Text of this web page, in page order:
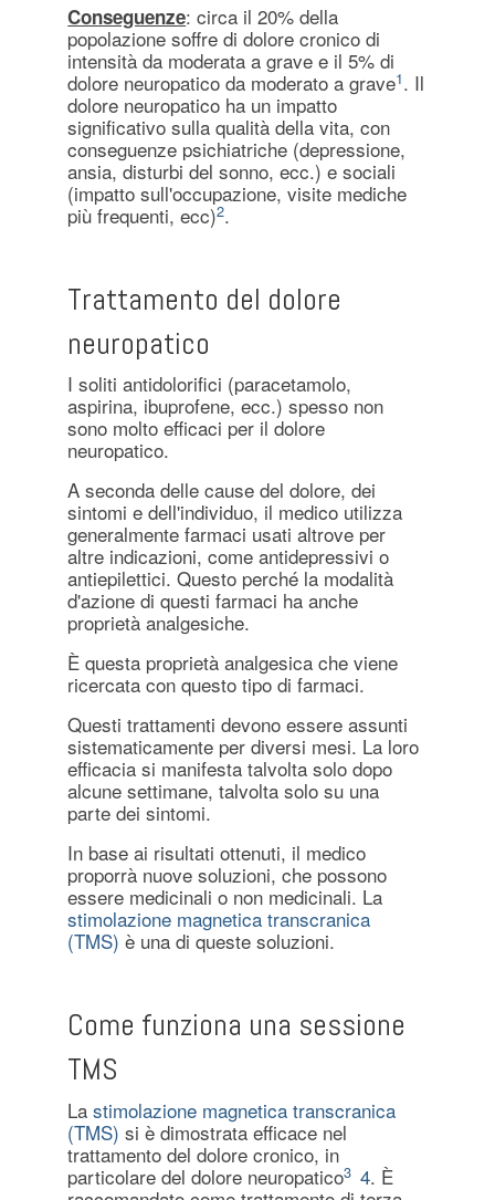
Conseguenze: circa il 20% della
popolazione soffre di dolore cronico di
intensità da moderata a grave e il 5% di
dolore neuropatico da moderato a grave1. Il
dolore neuropatico ha un impatto
significativo sulla qualità della vita, con
conseguenze psichiatriche (depressione,
ansia, disturbi del sonno, ecc.) e sociali
(impatto sull'occupazione, visite mediche
più frequenti, ecc)2.
Trattamento del dolore
neuropatico
I soliti antidolorifici (paracetamolo,
aspirina, ibuprofene, ecc.) spesso non
sono molto efficaci per il dolore
neuropatico.
A seconda delle cause del dolore, dei
sintomi e dell'individuo, il medico utilizza
generalmente farmaci usati altrove per
altre indicazioni, come antidepressivi o
antiepilettici. Questo perché la modalità
d'azione di questi farmaci ha anche
proprietà analgesiche.
È questa proprietà analgesica che viene
ricercata con questo tipo di farmaci.
Questi trattamenti devono essere assunti
sistematicamente per diversi mesi. La loro
efficacia si manifesta talvolta solo dopo
alcune settimane, talvolta solo su una
parte dei sintomi.
In base ai risultati ottenuti, il medico
proporrà nuove soluzioni, che possono
essere medicinali o non medicinali. La
stimolazione magnetica transcranica
(TMS) è una di queste soluzioni.
Come funziona una sessione
TMS
Lastimolazione magnetica transcranica
(TMS) si è dimostrata efficace nel
trattamento del dolore cronico, in
particolare del dolore neuropatico3 4. È